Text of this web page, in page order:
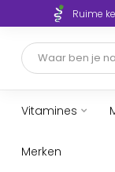
Ruime
Vitamines
Merken